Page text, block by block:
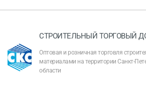
СТРОИТЕЛЬНЫЙ ТОРГОВЫЙ
Оптовая и розничная торговля
материалами на территории Санкт-
области